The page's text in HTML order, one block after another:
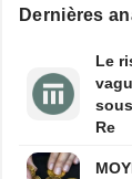
Dernières
Le
Re